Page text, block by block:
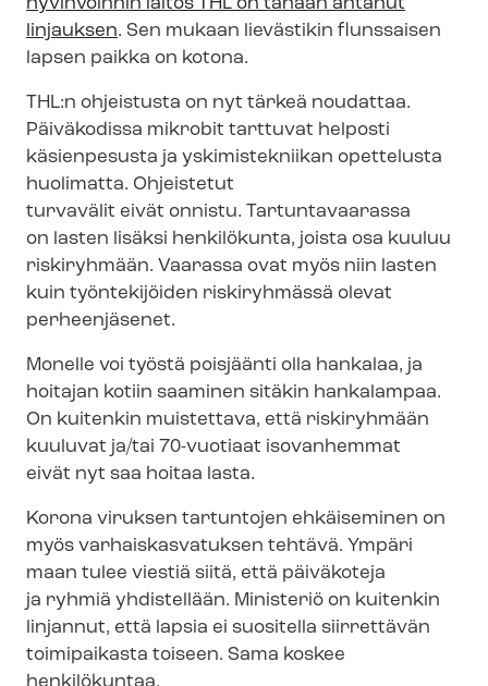
hyvinvoinnin laitos THL on tänään antanut
linjauksen. Sen mukaan lievästikin flunssaisen
lapsen paikka on kotona.
THL:n ohjeistusta on nyt tärkeä noudattaa.
Päiväkodissa mikrobit tarttuvat helposti
käsienpesusta ja yskimistekniikan opettelusta
huolimatta. Ohjeistetut
turvavälit eivät onnistu. Tartuntavaarassa
on lasten lisäksi henkilökunta, joista osa kuuluu
riskiryhmään. Vaarassa ovat myös niin lasten
kuin työntekijöiden riskiryhmässä olevat
perheenjäsenet.
Monelle voi työstä poisjäänti olla hankalaa, ja
hoitajan kotiin saaminen sitäkin hankalampaa.
On kuitenkin muistettava, että riskiryhmään
kuuluvat ja/tai 70-vuotiaat isovanhemmat
eivät nyt saa hoitaa lasta.
Korona viruksen tartuntojen ehkäiseminen on
myös var­hais­kas­va­tuk­sen tehtävä. Ympäri
maan tulee viestiä siitä, että päiväkoteja
ja ryhmiä yhdistellään. Ministeriö on kuitenkin
linjannut, että lapsia ei suositella siirrettävän
toimipaikasta toiseen. Sama koskee